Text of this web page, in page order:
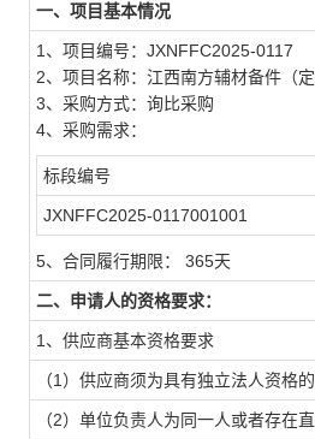
一、项目基本情况
1、项目编号：JXNFFC2025-0117
2、项目名称：江西南方辅材备件（
3、采购方式：询比采购
4、采购需求：
标段编号
JXNFFC2025-0117001001
5、合同履行期限： 365天
二、申请人的资格要求：
1、供应商基本资格要求
（1）供应商须为具有独立法人资格
（2）单位负责人为同一人或者存在